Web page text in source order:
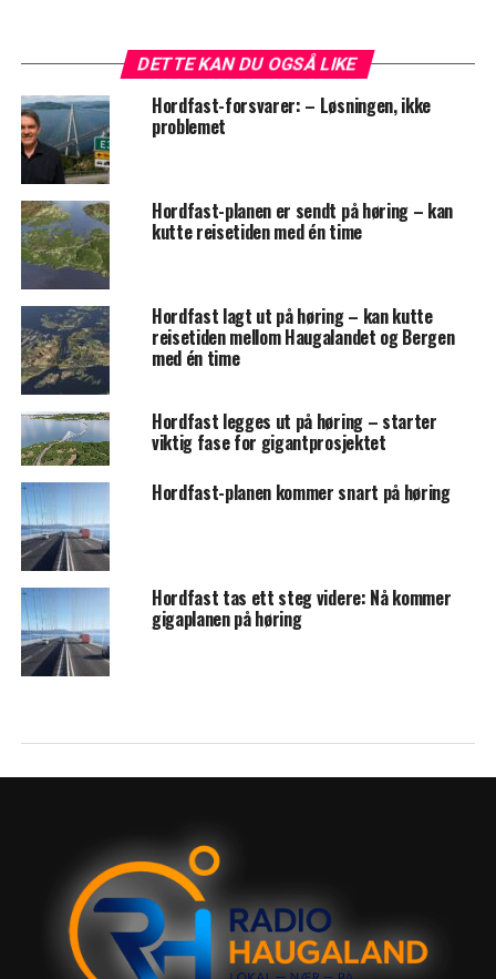
DETTE KAN DU OGSÅ LIKE
Hordfast-forsvarer: – Løsningen, ikke
problemet
Hordfast-planen er sendt på høring – kan
kutte reisetiden med én time
Hordfast lagt ut på høring – kan kutte
reisetiden mellom Haugalandet og Bergen
med én time
Hordfast legges ut på høring – starter
viktig fase for gigantprosjektet
Hordfast-planen kommer snart på høring
Hordfast tas ett steg videre: Nå kommer
gigaplanen på høring